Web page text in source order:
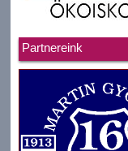
Partnereink